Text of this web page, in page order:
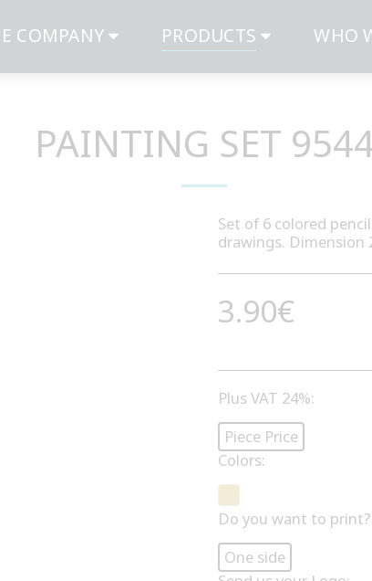
COMPANY PRODUCTS WHO
PAINTING SET
Set of 6 colored
drawings. Dimension
3.90€
Plus VAT 24%:
Piece Price
Colors:
Do you want to
One side